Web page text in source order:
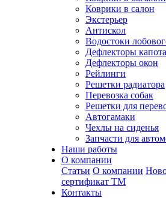
Коврики в салон
Экстерьер
Антискол
Водостоки
Дефлекторы капота
Дефлекторы окон
Рейлинги
Решетки радиатора
Перевозка собак
Решетки для
Автогамаки
Чехлы на сиденья
Запчасти для
Наши работы
О компании
Статьи О компании
сертификат ТМ
Контакты